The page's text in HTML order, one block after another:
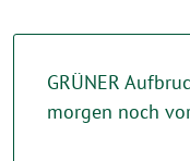
GRÜNER
morgen noch